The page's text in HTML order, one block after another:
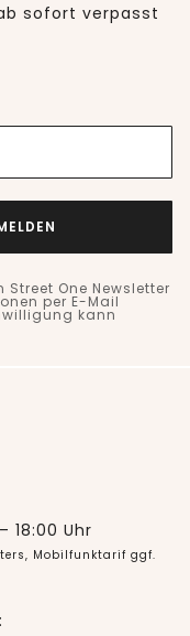
sofort verpasst
One Newsletter
per E-Mail
kann
18:00 Uhr
Mobilfunktarif ggf.